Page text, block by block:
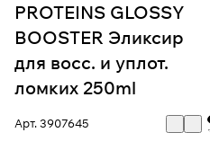
PROTEINS GLOSSY
BOOSTER Эликсир
для восс. и уплот.
ломких 250ml
Арт.3907645